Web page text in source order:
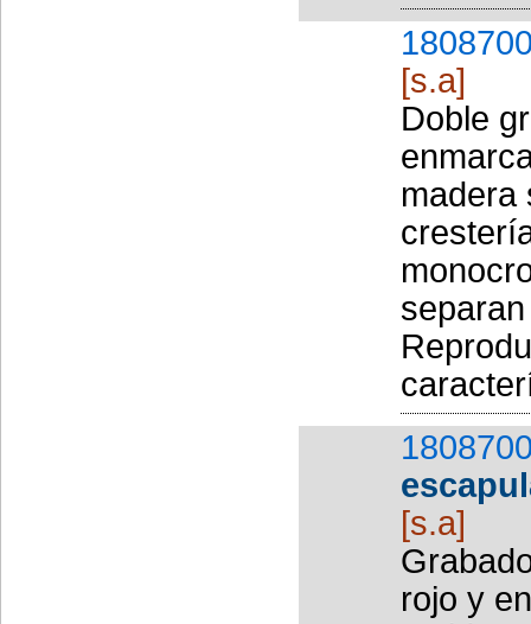
[s.a]
Doble
madera
[s.a]
rojo y